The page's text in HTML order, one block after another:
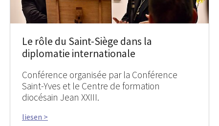
Le rôle du Saint-Siège dans la
diplomatie internationale
Conférence organisée par la Conférence
Saint-Yves et le Centre de formation
diocésain Jean XXIII.
liesen >